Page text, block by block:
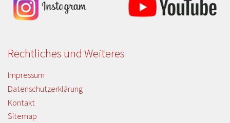
Rechtliches und Weiteres
Impressum
Datenschutzerklärung
Kontakt
Sitemap